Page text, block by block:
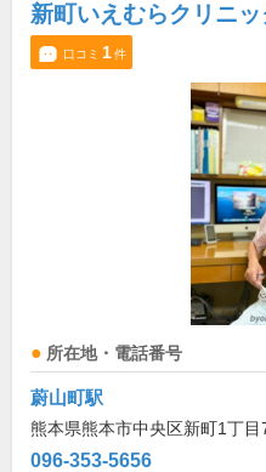
新町いえむらクリニッ
口コミ 1件
所在地・電話番号
蔚山町駅
熊本県熊本市中央区新町1丁目
096-353-5656